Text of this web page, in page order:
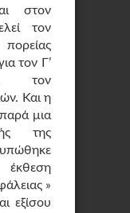
στον
τον
τον Γ’
τον
Και η
μια
της
»
εξίσου